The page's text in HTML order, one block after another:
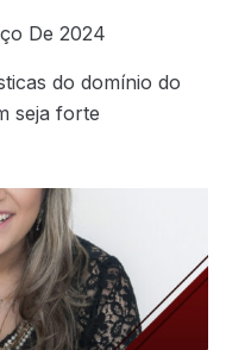
De 2024
do domínio do
seja forte